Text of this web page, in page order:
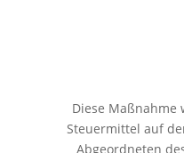
Diese
Steuermittel auf
Abgeordneten